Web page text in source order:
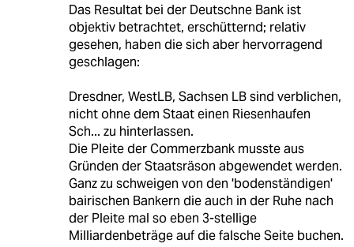
Das Resultat bei der Deutschne Bank ist
objektiv betrachtet, erschütternd; relativ
gesehen, haben die sich aber hervorragend
geschlagen:
Dresdner, WestLB, Sachsen LB sind verblichen,
nicht ohne dem Staat einen Riesenhaufen
Sch... zu hinterlassen.
Die Pleite der Commerzbank musste aus
Gründen der Staatsräson abgewendet werden.
Ganz zu schweigen von den 'bodenständigen'
bairischen Bankern die auch in der Ruhe nach
der Pleite mal so eben 3-stellige
Milliardenbeträge auf die falsche Seite buchen.